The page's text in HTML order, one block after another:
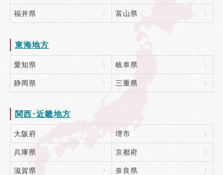
福井県 富山県
東海地方
愛知県 岐阜県
静岡県 三重県
関西･近畿地方
大阪府 堺市
兵庫県 京都府
滋賀県 奈良県